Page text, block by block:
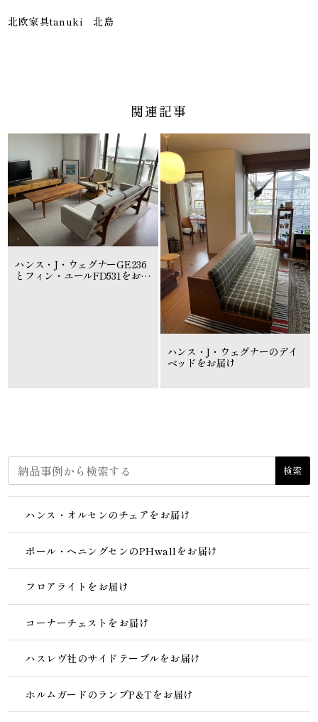
北欧家具tanuki 北島
関連記事
ハンス・J・ウェグナーGE236
とフィン・ユールFD531をお届
ハンス・J・ウェグナーのデイ
ベッドをお届け
検索
ハンス・オルセンのチェアをお届け
ポール・ヘニングセンのPHwallをお届け
フロアライトをお届け
コーナーチェストをお届け
ハスレヴ社のサイドテーブルをお届け
ホルムガードのランプP&Tをお届け